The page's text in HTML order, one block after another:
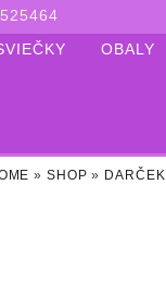
OBALY
»SHOP » DARČEK